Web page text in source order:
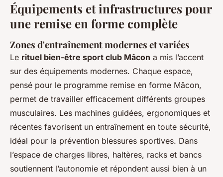
Équipements et infrastructures pour
une remise en forme complète
Zones d'entraînement modernes et variées
Le rituel bien-être sport club Mâcon a mis l’accent
sur des équipements modernes. Chaque espace,
pensé pour le programme remise en forme Mâcon,
permet de travailler efficacement différents groupes
musculaires. Les machines guidées, ergonomiques et
récentes favorisent un entraînement en toute sécurité,
idéal pour la prévention blessures sportives. Dans
l’espace de charges libres, haltères, racks et bancs
soutiennent l’autonomie et répondent aussi bien à un